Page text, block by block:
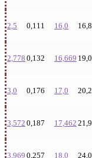
2,5 0,111 16,0 16,8
2,778 0,132 16,669 19,0
3,0 0,176 17,0 20,2
3,572 0,187 17,462 21,9
3,969 0,257 18,0 24,0